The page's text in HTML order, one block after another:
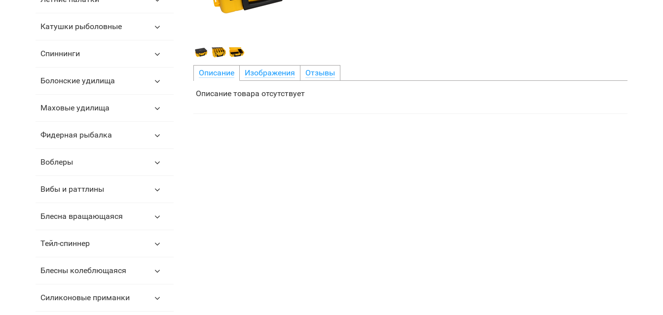
Описание Изображения Отзывы
Описание товара отсутствует
Катушки рыболовные
Спиннинги
Болонские удилища
Маховые удилища
Фидерная рыбалка
Воблеры
Вибы и раттлины
Блесна вращающаяся
Тейл-спиннер
Блесны колеблющаяся
Силиконовые приманки